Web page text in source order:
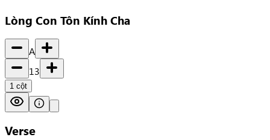
Lòng Con Tôn Kính Cha
A
13
1 cột
Verse